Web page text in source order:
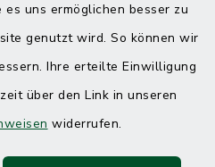
es uns ermöglichen besser zu
genutzt wird. So können wir
Ihre erteilte Einwilligung
über den Link in unseren
widerrufen.